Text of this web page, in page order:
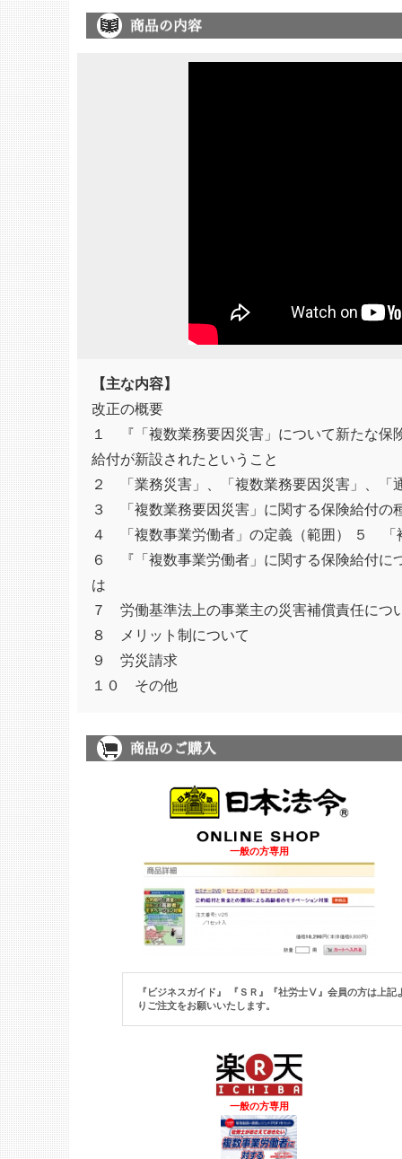
【主な内容】
改正の概要
１ 『「複数業務要因災害」について新たな保
給付が新設されたということ
２ 「業務災害」、「複数業務要因災害」、「
３ 「複数業務要因災害」に関する保険給付の
４ 「複数事業労働者」の定義（範囲） ５ 「
６ 『「複数事業労働者」に関する保険給付に
は
７ 労働基準法上の事業主の災害補償責任につ
８ メリット制について
９ 労災請求
１０ その他
一般の方専用
『ビジネスガイド』 『ＳＲ』『社労士Ⅴ』 会員の方は上記
りご注文をお願いいたします。
一般の方専用